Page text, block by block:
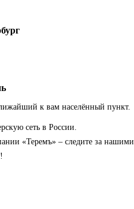
к вам населённый пункт.
сеть в России.
«Теремъ» – следите за нашими